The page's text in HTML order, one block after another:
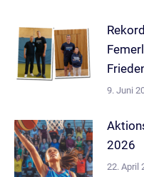
9. Juni
2026
22. April